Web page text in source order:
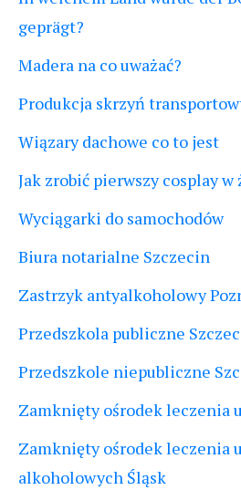
geprägt?
Madera na co uważać?
Produkcja skrzyń
Wiązary dachowe co to jest
Jak zrobić pierwszy cosplay w
Wyciągarki do samochodów
Biura notarialne Szczecin
Zastrzyk antyalkoholowy
Przedszkola publiczne
Przedszkole niepubliczne
Zamknięty ośrodek leczenia
Zamknięty ośrodek leczenia
alkoholowych Śląsk